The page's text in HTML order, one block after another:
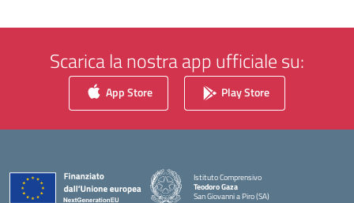
Scarica la nostra app ufficiale su:
App Store Play Store
Istituto Comprensivo
Teodoro Gaza
San Giovanni a Piro (SA)